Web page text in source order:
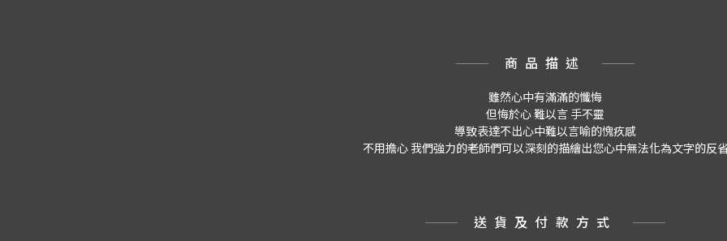
商品描述
雖然心中有滿滿的懺悔
但悔於心 難以言 手不靈
導致表達不出心中難以言喻的愧疚感
不用擔心 我們強力的老師們可以深刻的描繪出您心中無法化為文字的反
送貨及付款方式